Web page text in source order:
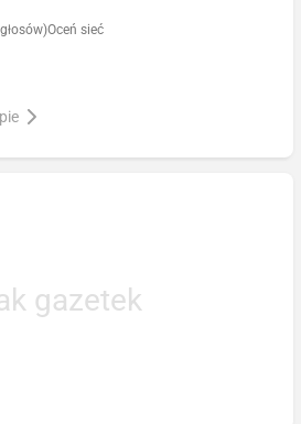
Oceń sieć
gazetek